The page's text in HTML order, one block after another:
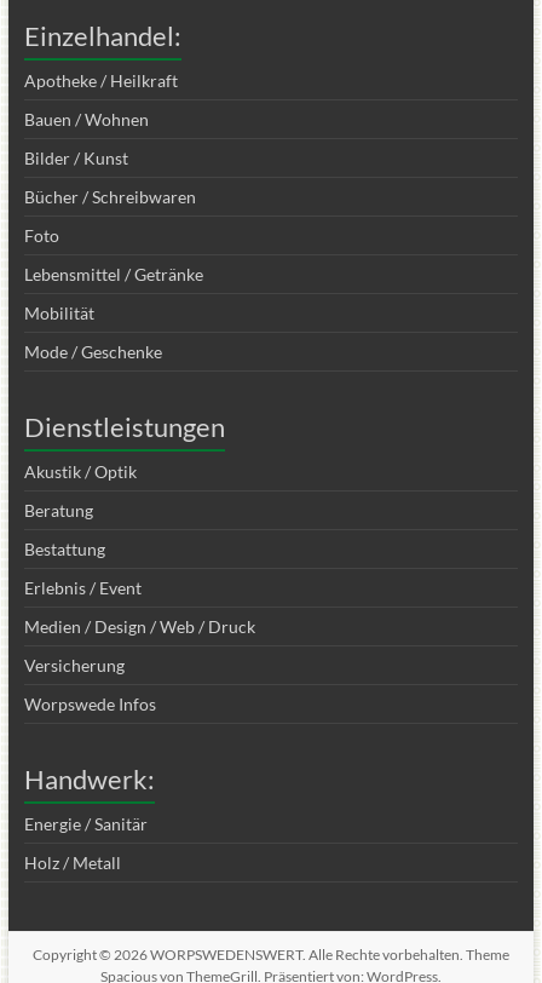
Einzelhandel:
Apotheke / Heilkraft
Bauen / Wohnen
Bilder / Kunst
Bücher / Schreibwaren
Foto
Lebensmittel / Getränke
Mobilität
Mode / Geschenke
Dienstleistungen
Akustik / Optik
Beratung
Bestattung
Erlebnis / Event
Medien / Design / Web / Druck
Versicherung
Worpswede Infos
Handwerk:
Energie / Sanitär
Holz / Metall
Copyright © 2026WORPSWEDENSWERT. Alle Rechte vorbehalten. Theme
Spaciousvon ThemeGrill. Präsentiert von: WordPress.